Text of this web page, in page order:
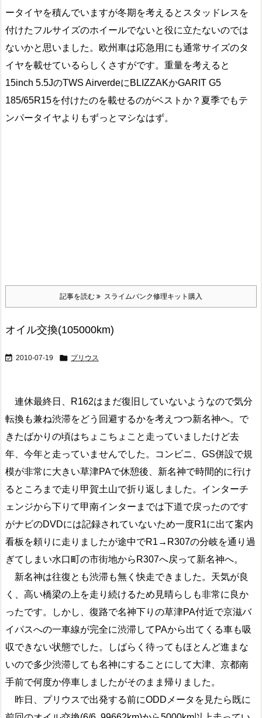
ータイヤを積んでいますが冬期を考えるとスタッドレスを
付けたフルサイズのホイールでないと役に立たないのでは
ないかと思いました。欧州車は応急用にも通常サイズのタ
イヤを載せているらしくさすがです。重量を考えると
15inch 5.5JのTWS AirverdeにBLIZZAKかGARIT G5
185/65R15を付けたのを載せるのがベストか？夏季でもテ
ンパータイヤよりもずっとマシなはず。
記事を読む スライムパンク修理キット購入
オイル交換(105000km)
 2010-07-19  プリウス
連休最終日、R162はまだ復旧していないようなので気分
転換も兼ね渋滞をどう回避するかを考えつつ新名神へ。で
きたばかりの頃はちょこちょこと走っていましたけど去
年、今年と走っていませんでした。コンビニ、GS併設で規
模が非常に大きい草津PAで休憩後、新名神で時間的に行け
るところまで走り甲賀土山で折り返しました。インターチ
ェンジから下りて甲南インターまでは下道で戻ったのです
がナビのDVDには記録されていないため一度R1に出て案内
看板を頼りに走りましたが途中でR1→R307の分岐を通り過
ぎてしまい水口町の市街地からR307へ戻って新名神へ。
新名神は往復とも渋滞も無く快走できました。天気が良
く、高い橋梁の上を走り続けるため見晴らしも非常に良か
ったです。しかし、復路で名神下りの草津PA付近で京滋バ
イパスへの一車線が完全に渋滞してPAから出てくる車も吸
収できない状態でした。しばらく待ってもほとんど進まな
いので多少渋滞しても名神にすることにして大津、京都南
手前で何度か停車しましたがそのまま帰りました。
昨日、プリウスで出発する前にODDメータを見たら既に